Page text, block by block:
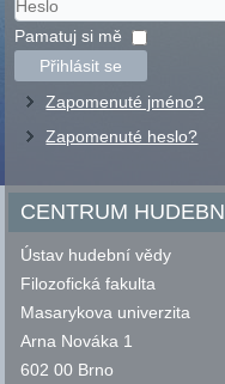
Uživatelské
jméno
Heslo
Pamatuj si mě
Přihlásit se
Zapomenuté jméno?
Zapomenuté heslo?
CENTRUM
Ústav hudební vědy
Filozofická fakulta
Masarykova univerzita
Arna Nováka 1
602 00 Brno